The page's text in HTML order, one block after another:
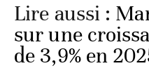
Lire aussi :
sur une
de 3,9% en